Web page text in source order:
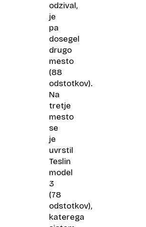
odzival,
je
pa
dosegel
drugo
mesto
(88
odstotkov).
Na
tretje
mesto
se
je
uvrstil
Teslin
model
3
(78
odstotkov),
katerega